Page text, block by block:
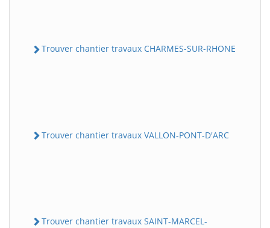
Trouver chantier travaux CHARMES-SUR-RHONE
Trouver chantier travaux VALLON-PONT-D'ARC
Trouver chantier travaux SAINT-MARCEL-